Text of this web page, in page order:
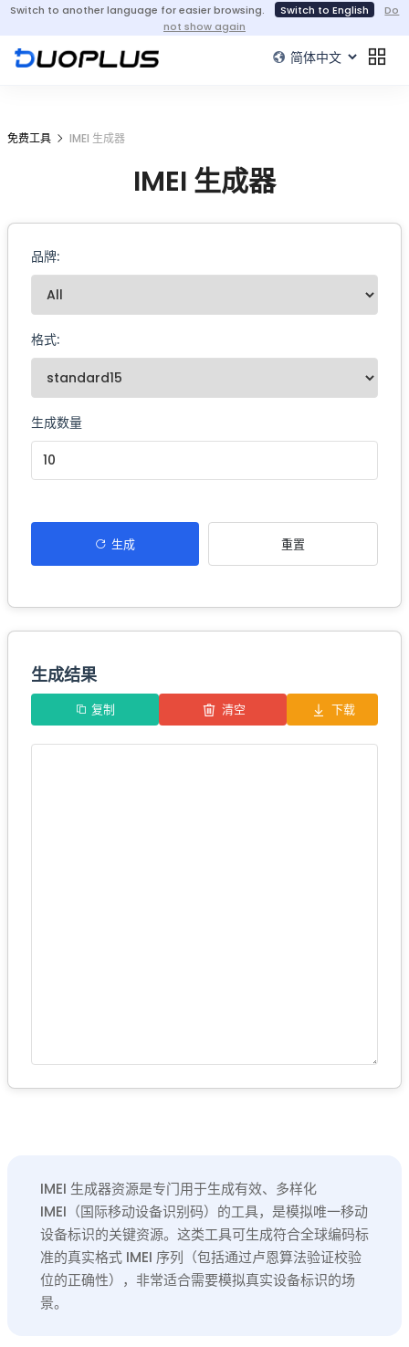
Switch to another language for easier browsing. Switch to English
Do
not show again
免费工具 IMEI 生成器
IMEI 生成器
品牌:
格式:
生成数量
生成 重置
生成结果
复制 清空 下载
IMEI 生成器资源是专门用于生成有效、多样化
IMEI（国际移动设备识别码）的工具，是模拟唯一移动
设备标识的关键资源。这类工具可生成符合全球编码标
准的真实格式 IMEI 序列（包括通过卢恩算法验证校验
位的正确性），非常适合需要模拟真实设备标识的场
景。